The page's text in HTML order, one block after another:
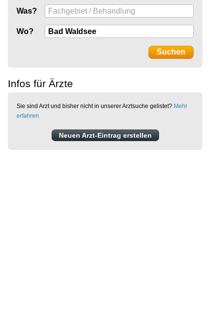
Was?
Wo?
Infos für Ärzte
Sie sind Arzt und bisher nicht in unserer Arztsuche gelistet? Mehr
erfahren
Neuen Arzt-Eintrag erstellen